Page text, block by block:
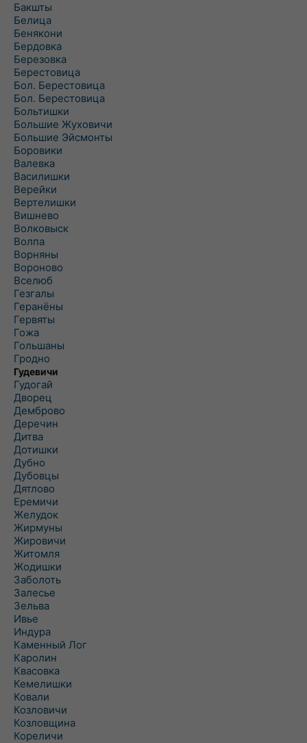
Бакшты
Белица
Бенякони
Бердовка
Березовка
Берестовица
Бол. Берестовица
Бол. Берестовица
Больтишки
Большие Жуховичи
Большие Эйсмонты
Боровики
Валевка
Василишки
Верейки
Вертелишки
Вишнево
Волковыск
Волпа
Ворняны
Вороново
Вселюб
Гезгалы
Геранёны
Гервяты
Гожа
Гольшаны
Гродно
Гудевичи
Гудогай
Дворец
Демброво
Деречин
Дитва
Дотишки
Дубно
Дубовцы
Дятлово
Еремичи
Желудок
Жирмуны
Жировичи
Житомля
Жодишки
Заболоть
Залесье
Зельва
Ивье
Индура
Каменный Лог
Каролин
Квасовка
Кемелишки
Ковали
Козловичи
Козловщина
Кореличи